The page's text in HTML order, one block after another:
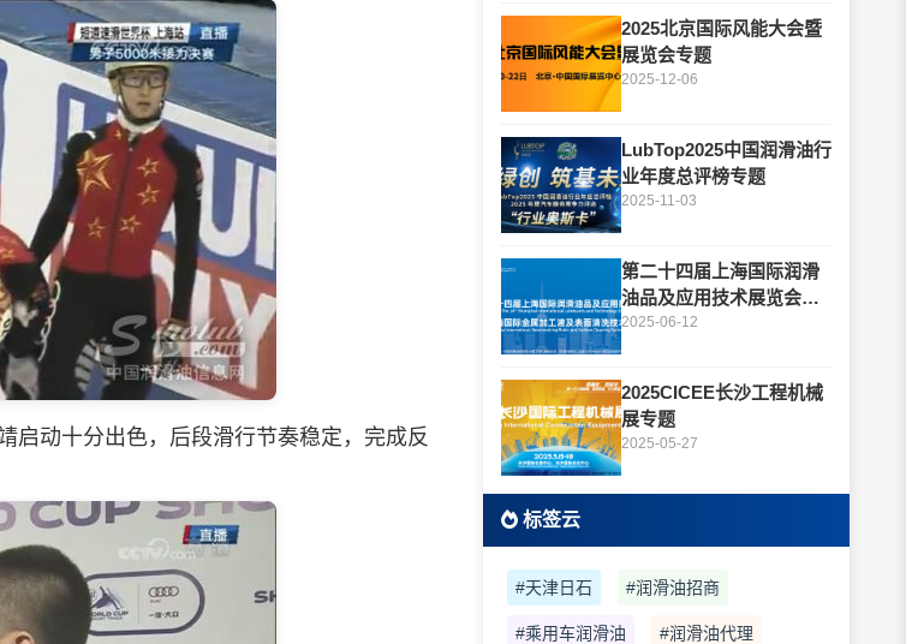
动十分出色，后段滑行节奏稳定，完成反
2025北京国际风能大会暨
展览会专题
2025-12-06
LubTop2025中国润滑油行
业年度总评榜专题
2025-11-03
第二十四届上海国际润滑
油品及应用技术展览会专
题
2025-06-12
2025CICEE长沙工程机械
展专题
2025-05-27
标签云
#天津日石 #润滑油招商
#乘用车润滑油 #润滑油代理